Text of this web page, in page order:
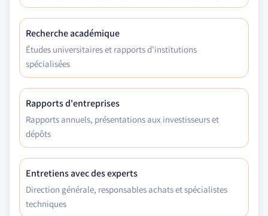
Recherche académique
Études universitaires et rapports d'institutions
spécialisées
Rapports d'entreprises
Rapports annuels, présentations aux investisseurs et
dépôts
Entretiens avec des experts
Direction générale, responsables achats et spécialistes
techniques